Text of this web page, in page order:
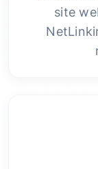
site